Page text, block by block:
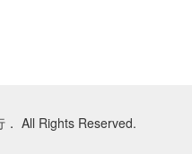
All Rights Reserved.